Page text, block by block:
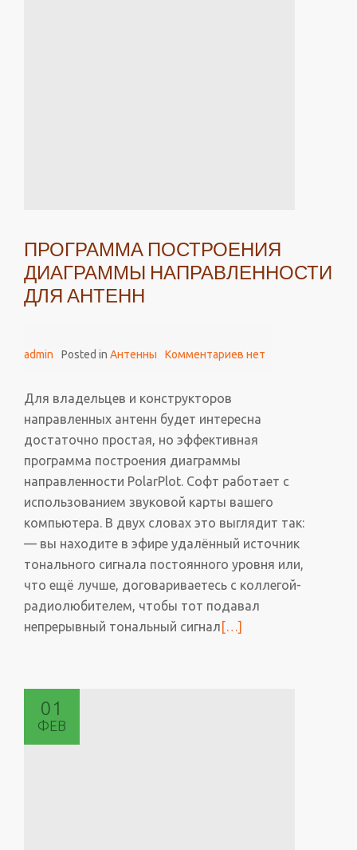
ПРОГРАММА ПОСТРОЕНИЯ
ДИАГРАММЫ НАПРАВЛЕННОСТИ
ДЛЯ АНТЕНН
admin Posted in Антенны Комментариев нет
Для владельцев и конструкторов
направленных антенн будет интересна
достаточно простая, но эффективная
программа построения диаграммы
направленности PolarPlot. Софт работает с
использованием звуковой карты вашего
компьютера. В двух словах это выглядит так:
— вы находите в эфире удалённый источник
тонального сигнала постоянного уровня или,
что ещё лучше, договариваетесь с коллегой-
радиолюбителем, чтобы тот подавал
непрерывный тональный сигнал Читать
[…]
01
ФЕВ